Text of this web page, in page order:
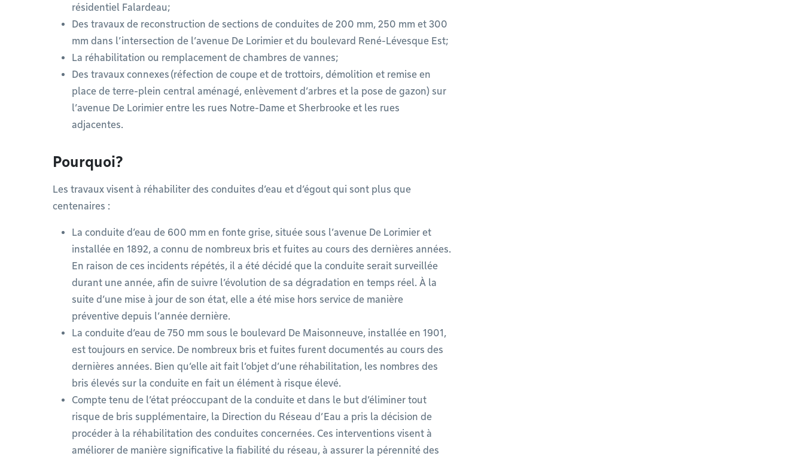
résidentiel Falardeau;​
Des travaux de reconstruction de sections de conduites de 200 mm, 250 mm et 300
mm dans l’intersection de l’avenue De Lorimier et du boulevard René-Lévesque Est;​
La réhabilitation ou remplacement de chambres de vannes;​
Des travaux connexes (réfection de coupe et de trottoirs, démolition et remise en
place de terre-plein central aménagé, enlèvement d’arbres et la pose de gazon) sur
l’avenue De Lorimier entre les rues Notre-Dame et Sherbrooke et les rues
adjacentes.​
Pourquoi?
Les travaux visent à réhabiliter des conduites d’eau et d’égout qui sont plus que
centenaires : ​
La conduite d’eau de 600 mm en fonte grise, située sous l’avenue De Lorimier et
installée en 1892, a connu de nombreux bris et fuites au cours des dernières années.
En raison de ces incidents répétés, il a été décidé que la conduite serait surveillée
durant une année, afin de suivre l’évolution de sa dégradation en temps réel. À la
suite d’une mise à jour de son état, elle a été mise hors service de manière
préventive depuis l’année dernière.​
La conduite d’eau de 750 mm sous le boulevard De Maisonneuve, installée en 1901,
est toujours en service. De nombreux bris et fuites furent documentés au cours des
dernières années. Bien qu’elle ait fait l’objet d’une réhabilitation, les nombres des
bris élevés sur la conduite en fait un élément à risque élevé.​
Compte tenu de l’état préoccupant de la conduite et dans le but d’éliminer tout
risque de bris supplémentaire, la Direction du Réseau d’Eau a pris la décision de
procéder à la réhabilitation des conduites concernées. Ces interventions visent à
améliorer de manière significative la fiabilité du réseau, à assurer la pérennité des